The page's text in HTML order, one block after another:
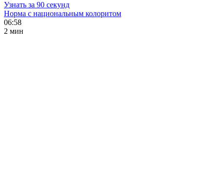
Узнать за 90 секунд
Норма с национальным колоритом
06:58
2 мин